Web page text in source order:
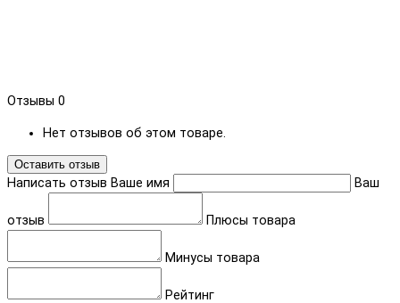
Отзывы 0
Нет отзывов об этом товаре.
Оставить отзыв
Написать отзыв Ваше имя Ваш
отзыв Плюсы товара
Минусы товара
Рейтинг